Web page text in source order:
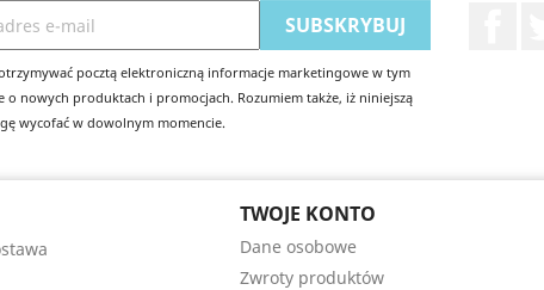
pocztą elektroniczną informacje marketingowe w tym
o nowych produktach i promocjach. Rozumiem także, iż niniejszą
wycofać w dowolnym momencie.
TWOJE KONTO
Dane osobowe
Zwroty produktów